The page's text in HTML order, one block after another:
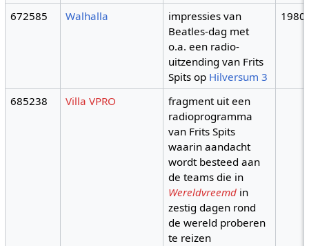
672585 Walhalla
impressies van
Beatles-dag met
o.a. een radio-
uitzending van Frits
Spits op Hilversum 3
1980
685238 Villa VPRO
fragment uit een
radioprogramma
van Frits Spits
waarin aandacht
wordt besteed aan
de teams die in
Wereldvreemd in
zestig dagen rond
de wereld proberen
te reizen